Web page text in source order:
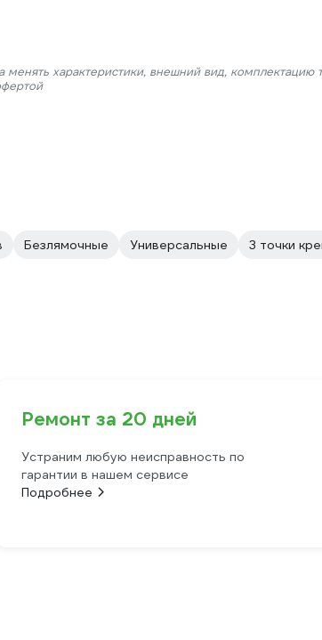
характеристики, внешний вид, комплектацию
Безлямочные Универсальные 3 точки
Ремонт за 20 дней
Устраним любую неисправность по
гарантии в нашем сервисе
Подробнее